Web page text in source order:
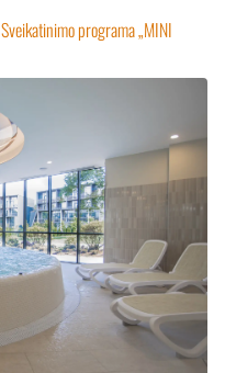
Sveikatinimo programa „MINI